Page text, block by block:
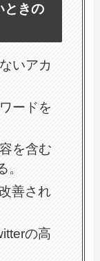
ときの
いアカ
ードを
を含む
善され
の高